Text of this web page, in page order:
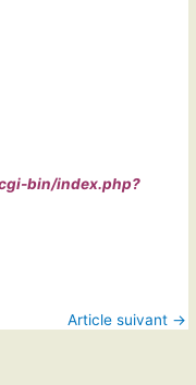
bin/index.php?
Article suivant →